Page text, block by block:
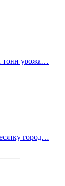
тонн урожа…
город…